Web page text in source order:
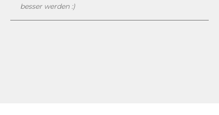
besser werden :)